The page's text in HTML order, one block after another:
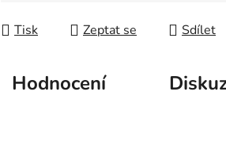
Tisk
Zeptat se Sdílet
Hodnocení